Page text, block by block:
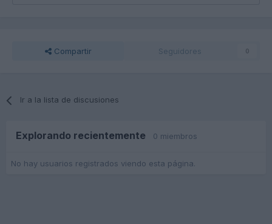
Compartir Seguidores 0
Ir a la lista de discusiones
Explorando recientemente 0 miembros
No hay usuarios registrados viendo esta página.